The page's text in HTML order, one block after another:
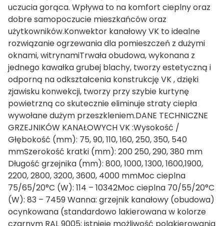
uczucia gorąca. Wpływa to na komfort cieplny oraz
dobre samopoczucie mieszkańców oraz
użytkowników.Konwektor kanałowy VK to idealne
rozwiązanie ogrzewania dla pomieszczeń z dużymi
oknami, witrynamiTrwała obudowa, wykonana z
jednego kawałka grubej blachy, tworzy estetyczną i
odporną na odkształcenia konstrukcję VK , dzięki
zjawisku konwekcji, tworzy przy szybie kurtynę
powietrzną co skutecznie eliminuje straty ciepła
wywołane dużym przeszkleniem.DANE TECHNICZNE
GRZEJNIKÓW KANAŁOWYCH VK :Wysokość /
Głębokość (mm): 75, 90, 110, 160, 250, 350, 540
mmSzerokość kratki (mm): 200 250, 290, 380 mm
Długość grzejnika (mm): 800, 1000, 1300, 1600,1900,
2200, 2800, 3200, 3600, 4000 mmMoc cieplna
75/65/20°C (W): 114 – 10342Moc cieplna 70/55/20°C
(W): 83 – 7459 Wanna: grzejnik kanałowy (obudowa)
ocynkowana (standardowo lakierowana w kolorze